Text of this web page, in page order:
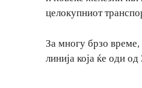
целокупниот
За многу брзо
линија која ќе оди